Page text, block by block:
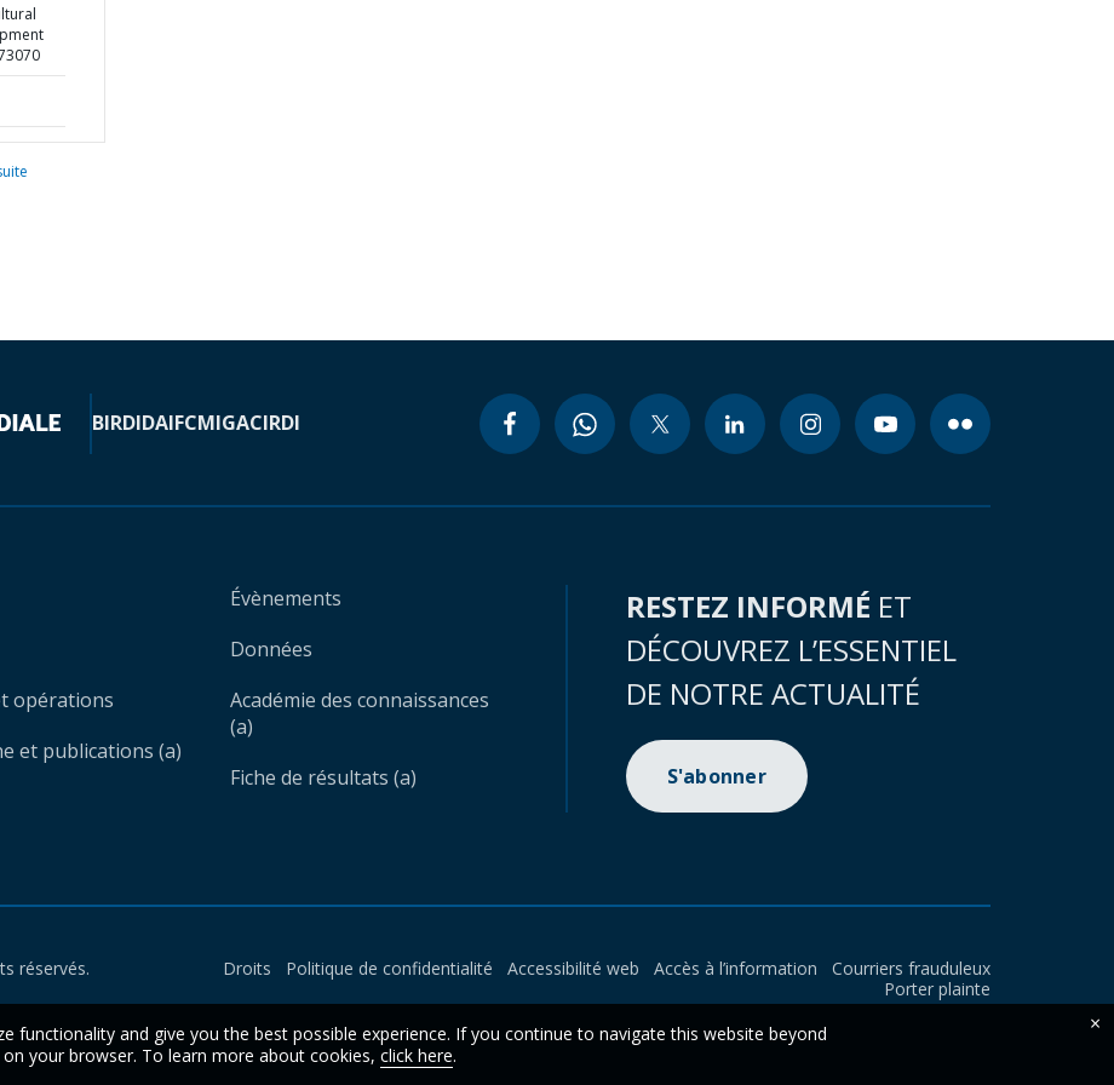
BIRDIDAIFCMIGACIRDI
opérations
et publications (a)
Évènements
Données
Académie des connaissances
(a)
Fiche de résultats (a)
RESTEZ INFORMÉ ET
DÉCOUVREZ L’ESSENTIEL
DE NOTRE ACTUALITÉ
S'abonner
réservés. Droits Politique de confidentialité Accessibilité web Accès à l’information
Courriers frauduleux
Porter plainte
functionality and give you the best possible experience. If you continue to navigate this website beyond
your browser. To learn more about cookies, click here.
×